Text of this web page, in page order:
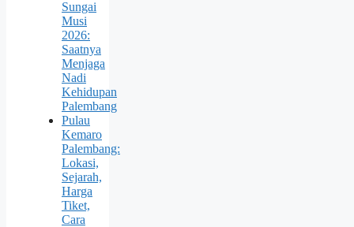
Sungai
Musi
2026:
Saatnya
Menjaga
Nadi
Kehidupan
Palembang
Pulau
Kemaro
Palembang:
Lokasi,
Sejarah,
Harga
Tiket,
Cara